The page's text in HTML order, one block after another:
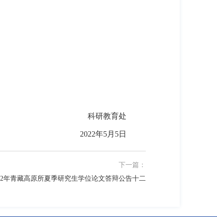
科研教育处
2022年5月5日
下一篇：
年青藏高原所夏季研究生学位论文答辩公告十二